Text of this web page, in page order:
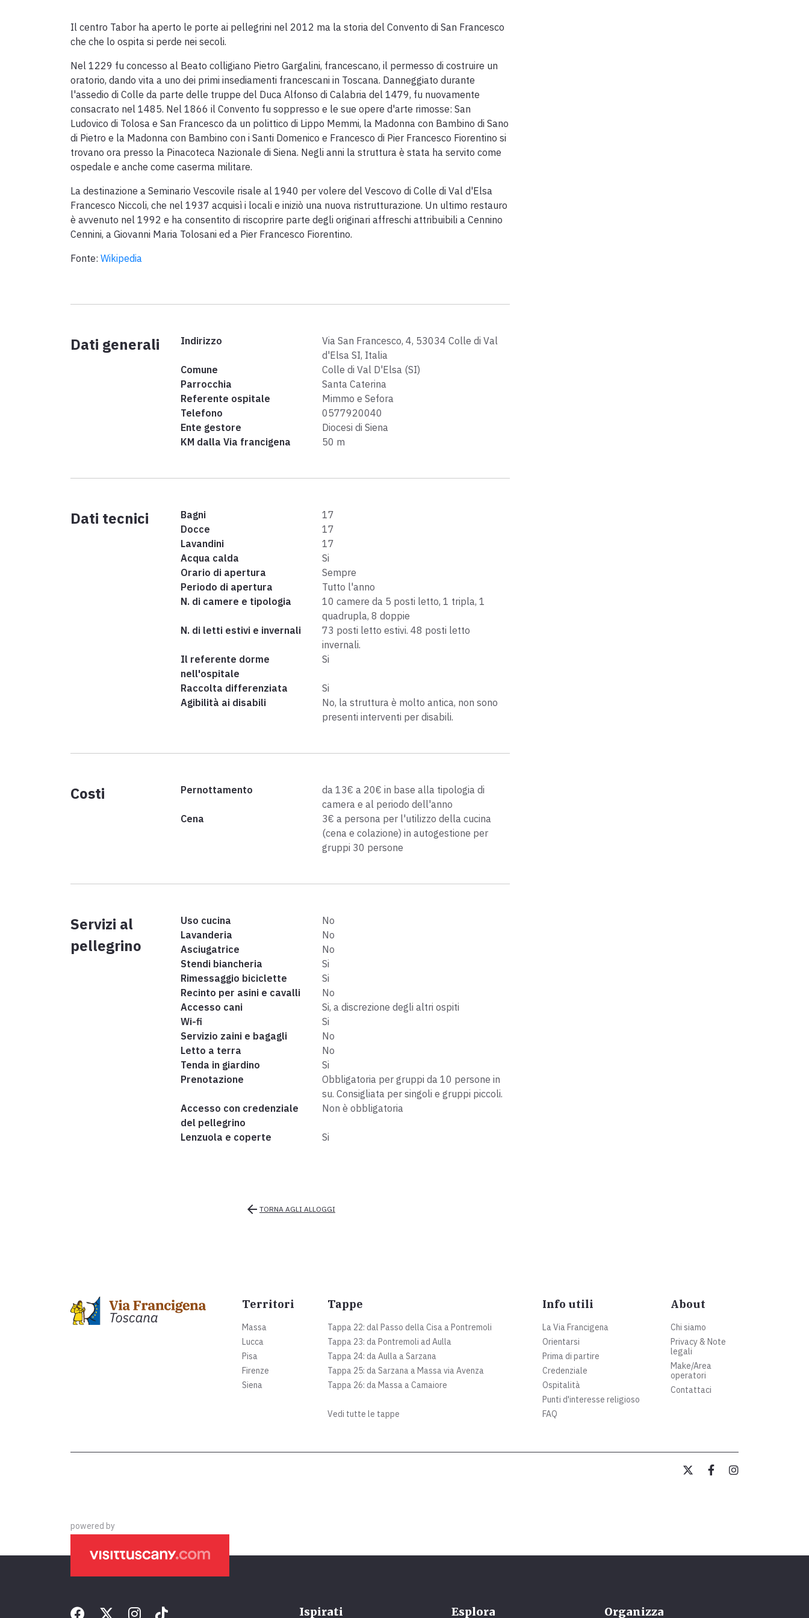
Il centro Tabor ha aperto le porte ai pellegrini nel 2012 ma la storia del Convento di San Francesco
che che lo ospita si perde nei secoli.
Nel 1229 fu concesso al Beato colligiano Pietro Gargalini, francescano, il permesso di costruire un
oratorio, dando vita a uno dei primi insediamenti francescani in Toscana. Danneggiato durante
l'assedio di Colle da parte delle truppe del Duca Alfonso di Calabria del 1479, fu nuovamente
consacrato nel 1485. Nel 1866 il Convento fu soppresso e le sue opere d'arte rimosse: San
Ludovico di Tolosa e San Francesco da un polittico di Lippo Memmi, la Madonna con Bambino di Sano
di Pietro e la Madonna con Bambino con i Santi Domenico e Francesco di Pier Francesco Fiorentino si
trovano ora presso la Pinacoteca Nazionale di Siena. Negli anni la struttura è stata ha servito come
ospedale e anche come caserma militare.
La destinazione a Seminario Vescovile risale al 1940 per volere del Vescovo di Colle di Val d'Elsa
Francesco Niccoli, che nel 1937 acquisì i locali e iniziò una nuova ristrutturazione. Un ultimo restauro
è avvenuto nel 1992 e ha consentito di riscoprire parte degli originari affreschi attribuibili a Cennino
Cennini, a Giovanni Maria Tolosani ed a Pier Francesco Fiorentino.
Fonte: Wikipedia
Dati generali Indirizzo
Via San Francesco, 4, 53034 Colle di Val
d'Elsa SI, Italia
Comune
Colle di Val D'Elsa (SI)
Parrocchia
Santa Caterina
Referente ospitale
Mimmo e Sefora
Telefono
0577920040
Ente gestore
Diocesi di Siena
KM dalla Via francigena
50 m
Dati tecnici Bagni
17
Docce
17
Lavandini
17
Acqua calda
Si
Orario di apertura
Sempre
Periodo di apertura
Tutto l'anno
N. di camere e tipologia
10 camere da 5 posti letto, 1 tripla, 1
quadrupla, 8 doppie
N. di letti estivi e invernali
73 posti letto estivi. 48 posti letto
invernali.
Il referente dorme
nell'ospitale
Si
Raccolta differenziata
Si
Agibilità ai disabili
No, la struttura è molto antica, non sono
presenti interventi per disabili.
Costi Pernottamento
da 13€ a 20€ in base alla tipologia di
camera e al periodo dell'anno
Cena
3€ a persona per l'utilizzo della cucina
(cena e colazione) in autogestione per
gruppi 30 persone
Servizi al
pellegrino
Uso cucina
No
Lavanderia
No
Asciugatrice
No
Stendi biancheria
Si
Rimessaggio biciclette
Si
Recinto per asini e cavalli
No
Accesso cani
Si, a discrezione degli altri ospiti
Wi-fi
Si
Servizio zaini e bagagli
No
Letto a terra
No
Tenda in giardino
Si
Prenotazione
Obbligatoria per gruppi da 10 persone in
su. Consigliata per singoli e gruppi piccoli.
Accesso con credenziale
del pellegrino
Non è obbligatoria
Lenzuola e coperte Si
arrow_back TORNA AGLI ALLOGGI
Territori
Massa
Lucca
Pisa
Firenze
Siena
Tappe
Tappa 22: dal Passo della Cisa a Pontremoli
Tappa 23: da Pontremoli ad Aulla
Tappa 24: da Aulla a Sarzana
Tappa 25: da Sarzana a Massa via Avenza
Tappa 26: da Massa a Camaiore
Vedi tutte le tappe
Info utili
La Via Francigena
Orientarsi
Prima di partire
Credenziale
Ospitalità
Punti d'interesse religioso
FAQ
About
Chi siamo
Privacy & Note
legali
Make/Area
operatori
Contattaci
powered by
Ispirati Esplora Organizza